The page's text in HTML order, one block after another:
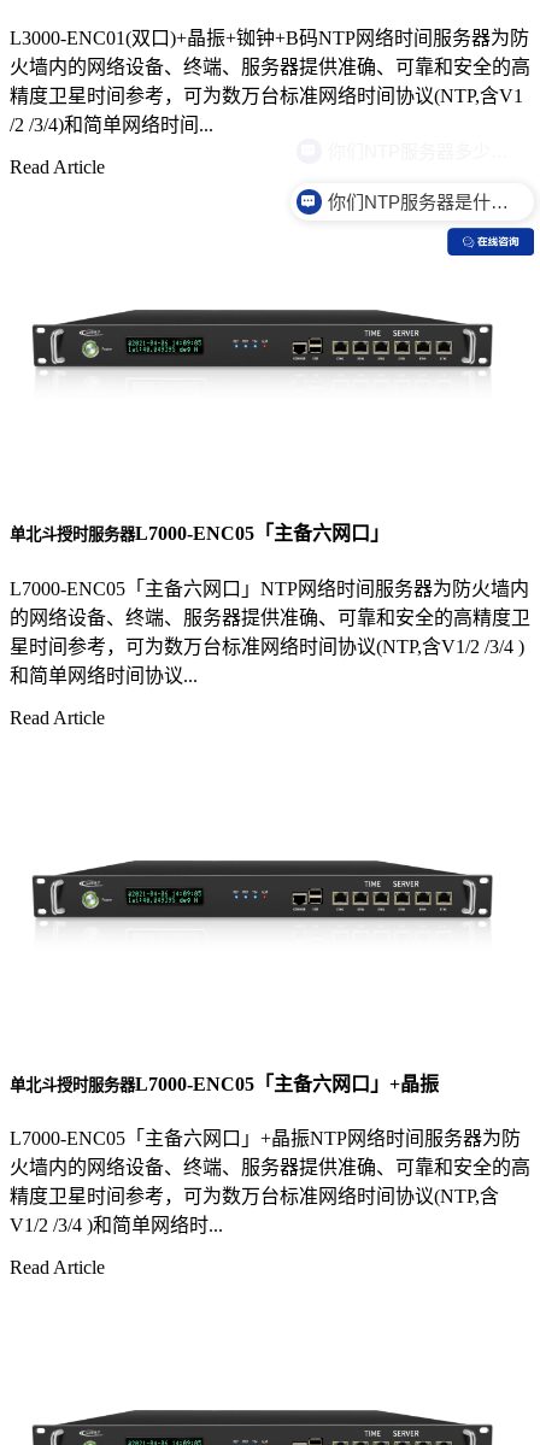
L3000-ENC01(双口)+晶振+铷钟+B码NTP网络时间服务器为防
火墙内的网络设备、终端、服务器提供准确、可靠和安全的高
精度卫星时间参考，可为数万台标准网络时间协议(NTP,含V1
/2 /3/4)和简单网络时间...
Read Article
单北斗授时服务器L7000-ENC05「主备六网口」
L7000-ENC05「主备六网口」NTP网络时间服务器为防火墙内
的网络设备、终端、服务器提供准确、可靠和安全的高精度卫
星时间参考，可为数万台标准网络时间协议(NTP,含V1/2 /3/4 )
和简单网络时间协议...
Read Article
单北斗授时服务器L7000-ENC05「主备六网口」+晶振
L7000-ENC05「主备六网口」+晶振NTP网络时间服务器为防
火墙内的网络设备、终端、服务器提供准确、可靠和安全的高
精度卫星时间参考，可为数万台标准网络时间协议(NTP,含
V1/2 /3/4 )和简单网络时...
Read Article
你们NTP服务器是什么价格？